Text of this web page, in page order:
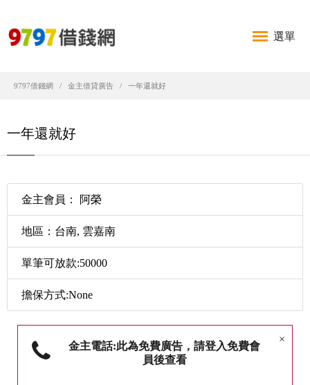
選單
9797借錢網 金主借貸廣告 一年還就好
一年還就好
金主會員： 阿榮
地區：台南, 雲嘉南
單筆可放款:50000
擔保方式:None
×
金主電話:此為免費廣告，請登入免費會
員後查看